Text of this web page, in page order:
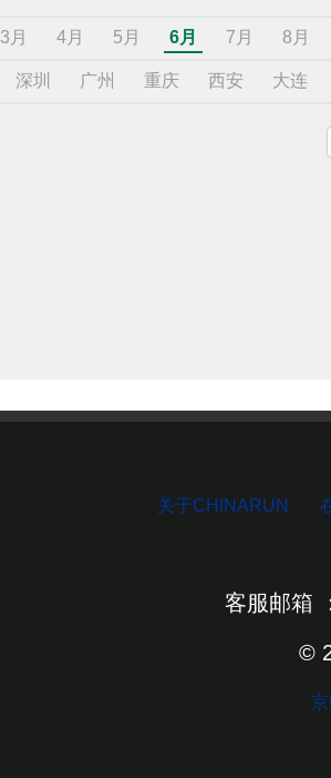
3月 4月 5月 6月 7月 8月
深圳 广州 重庆 西安 大连
关于CHINARUN
客服邮箱
©